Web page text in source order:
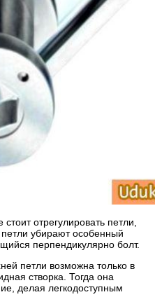
отрегулировать петли,
убирают особенный
перпендикулярно болт.
петли возможна только в
створка. Тогда она
делая легкодоступным